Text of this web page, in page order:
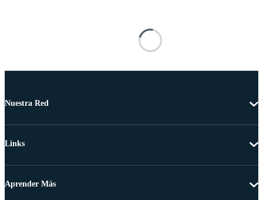
Nuestra Red
Links
Aprender Más